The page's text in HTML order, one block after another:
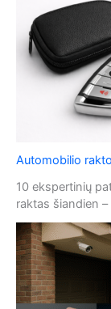
Automobilio
10 ekspertinių
raktas šiandien